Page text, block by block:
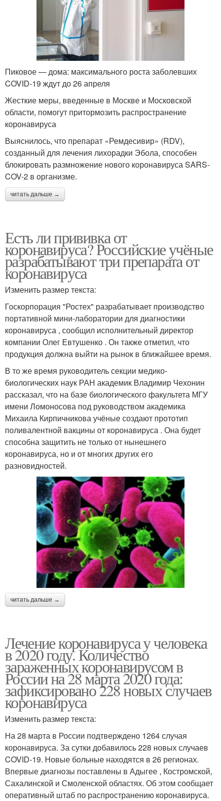
Пиковое — дома: максимального роста заболевших
COVID-19 ждут до 26 апреля
Жесткие меры, введенные в Москве и Московской
области, помогут притормозить распространение
коронавируса
Выяснилось, что препарат «Ремдесивир» (RDV),
созданный для лечения лихорадки Эбола, способен
блокировать размножение нового коронавируса SARS-
COV-2 в организме.
читать дальше →
Есть ли прививка от
коронавируса? Российские учёные
разрабатывают три препарата от
коронавируса
Изменить размер текста:
Госкорпорация "Ростех" разрабатывает производство
портативной мини-лаборатории для диагностики
коронавируса , сообщил исполнительный директор
компании Олег Евтушенко . Он также отметил, что
продукция должна выйти на рынок в ближайшее время.
В то же время руководитель секции медико-
биологических наук РАН академик Владимир Чехонин
рассказал, что на базе биологического факультета МГУ
имени Ломоносова под руководством академика
Михаила Кирпичникова учёные создают прототип
поливалентной вакцины от коронавируса . Она будет
способна защитить не только от нынешнего
коронавируса, но и от многих других его
разновидностей.
читать дальше →
Лечение коронавируса у человека
в 2020 году. Количество
зараженных коронавирусом в
России на 28 марта 2020 года:
зафиксировано 228 новых случаев
коронавируса
Изменить размер текста:
На 28 марта в России подтверждено 1264 случая
коронавируса. За сутки добавилось 228 новых случаев
COVID-19. Новые больные находятся в 26 регионах.
Впервые диагнозы поставлены в Адыгее , Костромской,
Сахалинской и Смоленской областях. Об этом сообщает
оперативный штаб по распространению коронавируса.